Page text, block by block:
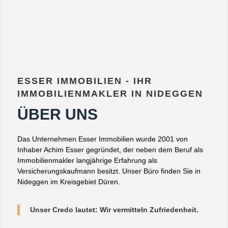
ESSER IMMOBILIEN - IHR
IMMOBILIENMAKLER IN NIDEGGEN
ÜBER UNS
Das Unternehmen Esser Immobilien wurde 2001 von
Inhaber Achim Esser gegründet, der neben dem Beruf als
Immobilienmakler langjährige Erfahrung als
Versicherungskaufmann besitzt. Unser Büro finden Sie in
Nideggen im Kreisgebiet Düren.
Unser Credo lautet: Wir vermitteln Zufriedenheit.